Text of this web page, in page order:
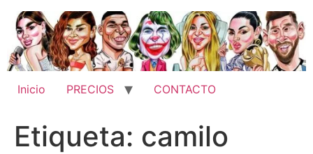
contenido
Inicio PRECIOS CONTACTO
Etiqueta: camilo